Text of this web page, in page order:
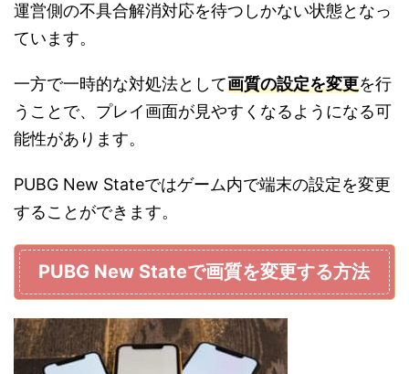
運営側の不具合解消対応を待つしかない状態となっ
ています。
一方で一時的な対処法として画質の設定を変更を行
うことで、プレイ画面が見やすくなるようになる可
能性があります。
PUBG New Stateではゲーム内で端末の設定を変更
することができます。
PUBG New Stateで画質を変更する方法